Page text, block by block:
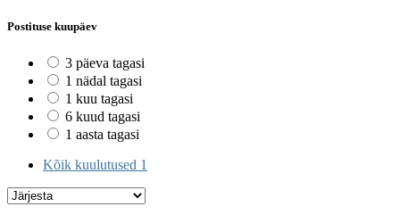
Postituse kuupäev
3 päeva tagasi
1 nädal tagasi
1 kuu tagasi
6 kuud tagasi
1 aasta tagasi
Kõik kuulutused 1